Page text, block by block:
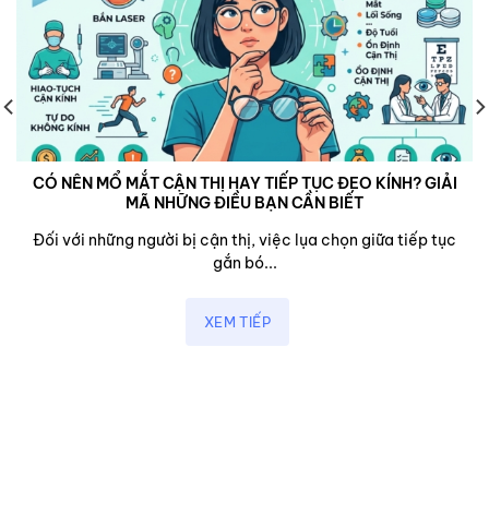
CÓ NÊN MỔ MẮT CẬN THỊ HAY TIẾP TỤC ĐEO KÍNH? GIẢI
MÃ NHỮNG ĐIỀU BẠN CẦN BIẾT
Đối với những người bị cận thị, việc lụa chọn giữa tiếp tục
gắn bó...
XEM TIẾP